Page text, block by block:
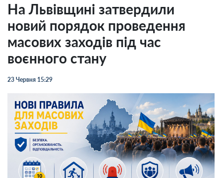
На Львівщині затвердили
новий порядок проведення
масових заходів під час
воєнного стану
23 Червня 15:29